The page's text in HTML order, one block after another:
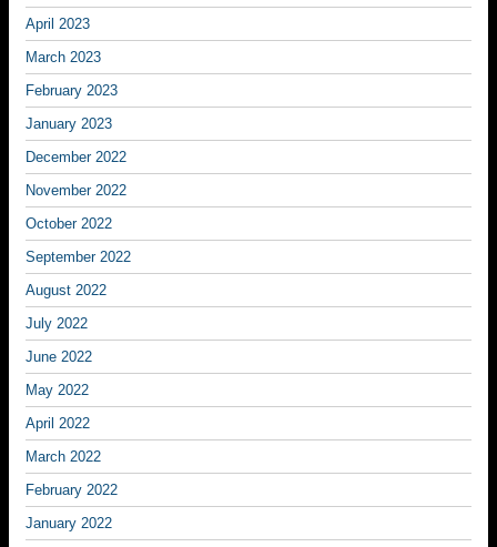
April 2023
March 2023
February 2023
January 2023
December 2022
November 2022
October 2022
September 2022
August 2022
July 2022
June 2022
May 2022
April 2022
March 2022
February 2022
January 2022